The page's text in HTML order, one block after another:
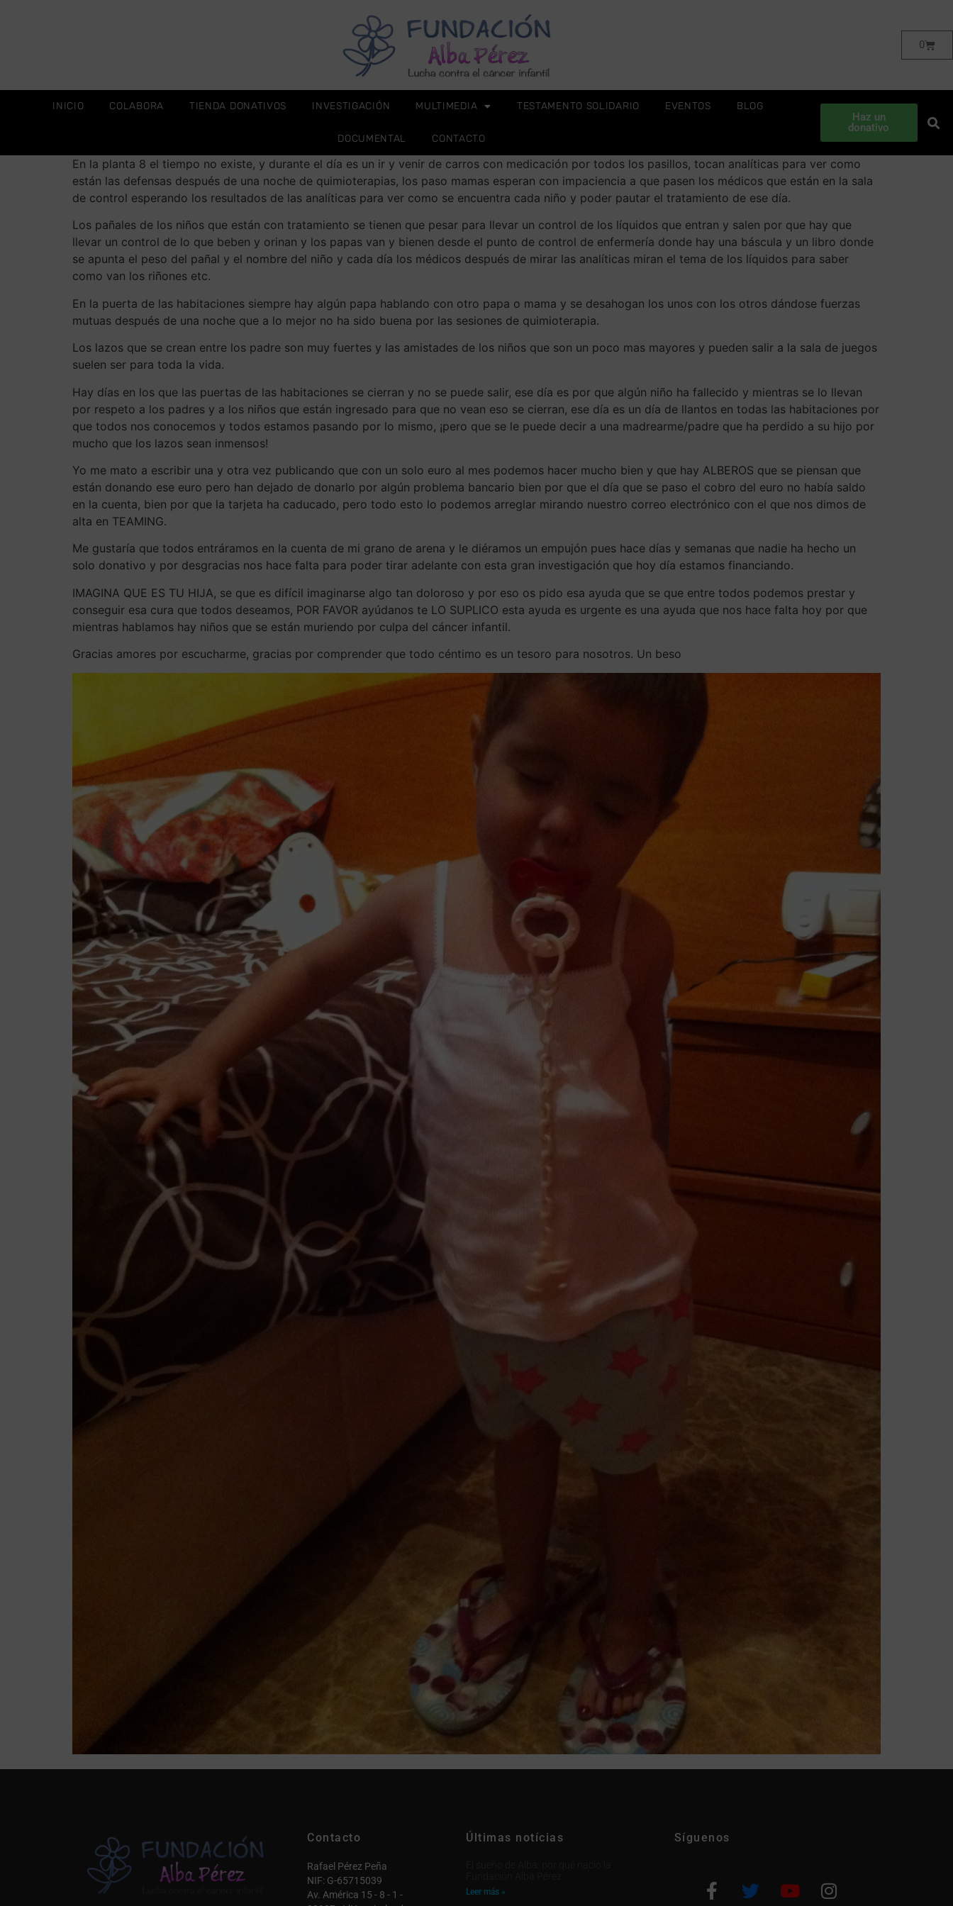
0
INICIO COLABORA TIENDA DONATIVOS INVESTIGACIÓN MULTIMEDIA TESTAMENTO SOLIDARIO EVENTOS BLOG
DOCUMENTAL CONTACTO
Haz un
donativo
En la planta 8 el tiempo no existe, y durante el día es un ir y venir de carros con medicación por todos los pasillos, tocan analíticas para ver como
están las defensas después de una noche de quimioterapias, los paso mamas esperan con impaciencia a que pasen los médicos que están en la sala
de control esperando los resultados de las analíticas para ver como se encuentra cada niño y poder pautar el tratamiento de ese día.
Los pañales de los niños que están con tratamiento se tienen que pesar para llevar un control de los líquidos que entran y salen por que hay que
llevar un control de lo que beben y orinan y los papas van y bienen desde el punto de control de enfermería donde hay una báscula y un libro donde
se apunta el peso del pañal y el nombre del niño y cada día los médicos después de mirar las analíticas miran el tema de los líquidos para saber
como van los riñones etc.
En la puerta de las habitaciones siempre hay algún papa hablando con otro papa o mama y se desahogan los unos con los otros dándose fuerzas
mutuas después de una noche que a lo mejor no ha sido buena por las sesiones de quimioterapia.
Los lazos que se crean entre los padre son muy fuertes y las amistades de los niños que son un poco mas mayores y pueden salir a la sala de juegos
suelen ser para toda la vida.
Hay días en los que las puertas de las habitaciones se cierran y no se puede salir, ese día es por que algún niño ha fallecido y mientras se lo llevan
por respeto a los padres y a los niños que están ingresado para que no vean eso se cierran, ese día es un día de llantos en todas las habitaciones por
que todos nos conocemos y todos estamos pasando por lo mismo, ¡pero que se le puede decir a una madrearme/padre que ha perdido a su hijo por
mucho que los lazos sean inmensos!
Yo me mato a escribir una y otra vez publicando que con un solo euro al mes podemos hacer mucho bien y que hay ALBEROS que se piensan que
están donando ese euro pero han dejado de donarlo por algún problema bancario bien por que el día que se paso el cobro del euro no había saldo
en la cuenta, bien por que la tarjeta ha caducado, pero todo esto lo podemos arreglar mirando nuestro correo electrónico con el que nos dimos de
alta en TEAMING.
Me gustaría que todos entráramos en la cuenta de mi grano de arena y le diéramos un empujón pues hace días y semanas que nadie ha hecho un
solo donativo y por desgracias nos hace falta para poder tirar adelante con esta gran investigación que hoy día estamos financiando.
IMAGINA QUE ES TU HIJA, se que es difícil imaginarse algo tan doloroso y por eso os pido esa ayuda que se que entre todos podemos prestar y
conseguir esa cura que todos deseamos, POR FAVOR ayúdanos te LO SUPLICO esta ayuda es urgente es una ayuda que nos hace falta hoy por que
mientras hablamos hay niños que se están muriendo por culpa del cáncer infantil.
Gracias amores por escucharme, gracias por comprender que todo céntimo es un tesoro para nosotros. Un beso
Contacto
Rafael Pérez Peña
NIF: G-65715039
Av. América 15 - 8 - 1 -
Últimas notícias
Leer más »
Síguenos